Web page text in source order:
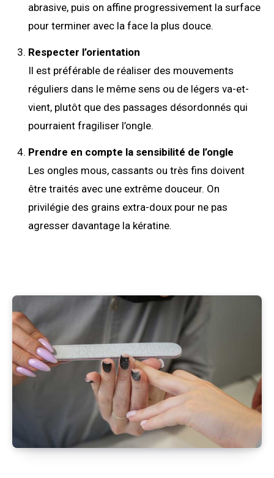
abrasive, puis on affine progressivement la surface
pour terminer avec la face la plus douce.
Respecter l’orientation
Il est préférable de réaliser des mouvements
réguliers dans le même sens ou de légers va-et-
vient, plutôt que des passages désordonnés qui
pourraient fragiliser l’ongle.
Prendre en compte la sensibilité de l’ongle
Les ongles mous, cassants ou très fins doivent
être traités avec une extrême douceur. On
privilégie des grains extra-doux pour ne pas
agresser davantage la kératine.